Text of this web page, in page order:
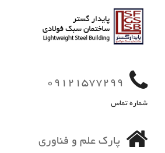
09121577299
شماره تماس
پارک علم و فناوری